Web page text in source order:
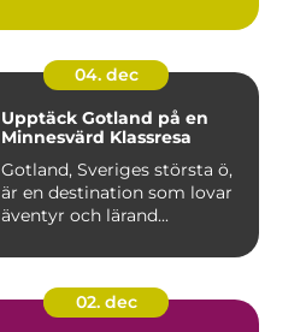
04. dec
Upptäck Gotland på en
Minnesvärd Klassresa
Gotland, Sveriges största ö,
är en destination som lovar
äventyr och lärand...
02. dec